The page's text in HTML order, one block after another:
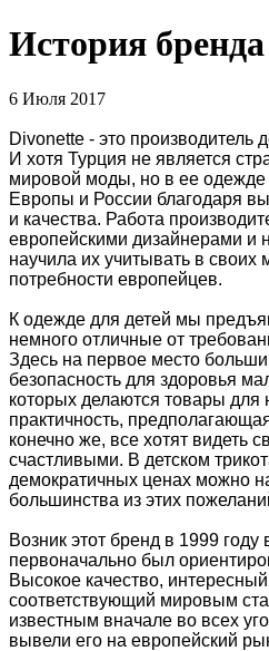
История
6 Июля 2017
Divonette - это производитель
И хотя Турция не является
мировой моды, но в ее одежде
Европы и России благодаря
и качества. Работа
европейскими дизайнерами и
научила их учитывать в своих
потребности европейцев.
К одежде для детей мы
немного отличные от
Здесь на первое место
безопасность для здоровья
которых делаются товары для
практичность,
конечно же, все хотят видеть
счастливыми. В детском
демократичных ценах можно
большинства из этих
Возник этот бренд в 1999 году
первоначально был
Высокое качество,
соответствующий мировым
известным вначале во всех
вывели его на европейский